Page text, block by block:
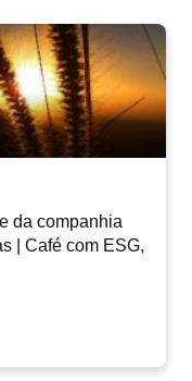
da companhia
| Café com ESG,